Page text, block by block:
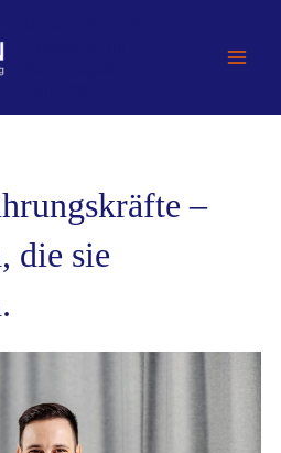
–
die sie